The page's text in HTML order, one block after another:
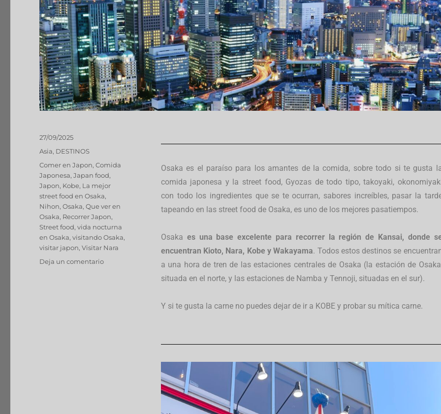
Osaka es el paraíso para los amantes de la comida, sobre todo si te gusta
comida japonesa y la street food, Gyozas de todo tipo, takoyaki,
con todo los ingredientes que se te ocurran, sabores increíbles, pasar la
tapeando en las street food de Osaka, es uno de los mejores pasatiempos.
Osaka es una base excelente para recorrer la región de Kansai, donde
encuentran Kioto, Nara, Kobe y Wakayama. Todos estos destinos se
a una hora de tren de las estaciones centrales de Osaka (la estación de
situada en el norte, y las estaciones de Namba y Tennoji, situadas en el sur).
Y si te gusta la carne no puedes dejar de ir a KOBE y probar su mítica carne.
27/09/2025
Asia, DESTINOS
Comer en Japon,Comida
Japonesa,Japan food,
Japon, Kobe, La mejor
street food en Osaka,
Nihon,Osaka,Que ver en
Osaka, Recorrer Japon,
Street food,vida nocturna
en Osaka,visitando Osaka,
visitar japon,Visitar Nara
Deja un comentario